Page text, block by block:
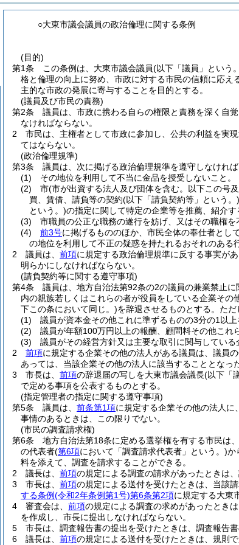
○大東市議会議員の政治倫理に関する条例
(目的)
第1条
この条例は、大東市議会議員(以下「議員」という
格と倫理の向上に努め、市政に対する市民の信頼に応
主的な市政の発展に寄与することを目的とする。
(議員及び市民の責務)
第2条
議員は、市政に携わる自らの権限と責務を深く自
なければならない。
2
市民は、主権者として市政に参加し、公共の利益を実
てはならない。
(政治倫理規準)
第3条
議員は、次に掲げる政治倫理規準を遵守しなければ
(1)
その地位を利用して不当に金品を授受しないこと。
(2)
市(市が出資する法人及び団体を含む。以下この号
買、賃借、請負等の契約(以下「請負契約等」という。)
という。)の指定に関して特定の企業等を推薦、紹介す
(3)
市職員の公正な職務の遂行を妨げ、又はその職権を
(4)
前3号に掲げるもののほか、市民全体の奉仕者とし
の地位を利用して不正の疑惑を持たれるおそれのある
2
議員は、 前項に規定する政治倫理規準に反する事実が
明らかにしなければならない。
(請負契約等に関する遵守事項)
第4条
議員は、地方自治法第92条の2の議員の兼業禁止
内の親族若しくはこれらの者が役員をしている企業そ
下この条において同じ。)を辞退させるものとする。 ただ
(1)
議員が資本金その他これに準ずるものの3分の1以
(2)
議員が年額100万円以上の報酬、顧問料その他これ
(3)
議員がその経営方針又は主要な取引に関与している
2
前項に規定する企業その他の法人がある議員は、議員
あっては、当該企業その他の法人に該当することとなっ
3
市長は、 前項の辞退届の写しを大東市議会議長(以下「
で定める事項を公表するものとする。
(指定管理者の指定に関する遵守事項)
第5条
議員は、 前条第1項に規定する企業その他の法人に
事情のあるときは、この限りでない。
(市民の調査請求権)
第6条
地方自治法第18条に定める選挙権を有する市民は
の代表者(第6項において「調査請求代表者」という。)か
料を添えて、調査を請求することができる。
2
議長は、 前項の規定による調査の請求があったときは
3
市長は、 前項の規定による送付を受けたときは、当該
する条例(令和2年条例第1号)第6条第2項に規定する大東
4
審査会は、 前項の規定による調査の求めがあったとき
を作成し、市長に提出しなければならない。
5
市長は、調査報告書の提出を受けたときは、調査報告
6
議長は、 前項の規定による送付を受けたときは、規則